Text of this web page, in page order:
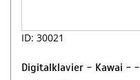
ID: 30021
Digitalklavier - Kawai - -